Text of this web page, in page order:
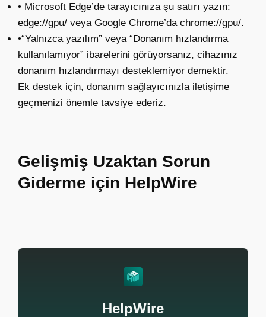
• Microsoft Edge’de tarayıcınıza şu satırı yazın:
edge://gpu/ veya Google Chrome’da chrome://gpu/.
•“Yalnızca yazılım” veya “Donanım hızlandırma
kullanılamıyor” ibarelerini görüyorsanız, cihazınız
donanım hızlandırmayı desteklemiyor demektir.
Ek destek için, donanım sağlayıcınızla iletişime
geçmenizi önemle tavsiye ederiz.
Gelişmiş Uzaktan Sorun
Giderme için HelpWire
HelpWire